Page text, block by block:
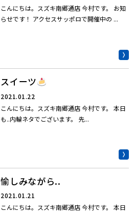
こんにちは。スズキ南郷通店 今村です。 お知
らせです！ アクセスサッポロで開催中の ...
スイーツ
2021.01.22
こんにちは。スズキ南郷通店 今村です。 本日
も..内輪ネタでございます。 先...
愉しみながら..
2021.01.21
こんにちは。スズキ南郷通店 今村です。 本日